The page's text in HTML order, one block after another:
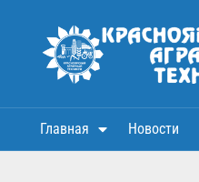
Главная Новости